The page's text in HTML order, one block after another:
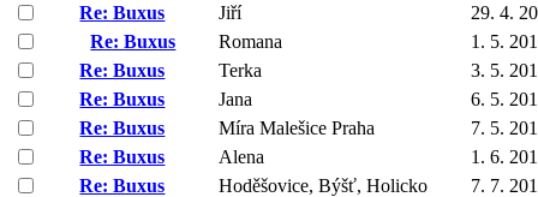
Re: Buxus
Jiří
29. 4.
Re: Buxus
Romana
1. 5.
Re: Buxus
Terka
3. 5.
Re: Buxus
Jana
6. 5.
Re: Buxus
Míra Malešice Praha
7. 5.
Re: Buxus
Alena
1. 6.
Re: Buxus
Hoděšovice, Býšť, Holicko
7. 7.